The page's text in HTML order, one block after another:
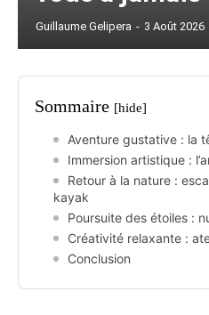
Guillaume Gelipera - 3 Août 2026
Sommaire [hide]
Aventure gustative : la
Immersion artistique :
Retour à la nature :
kayak
Poursuite des étoiles :
Créativité relaxante :
Conclusion